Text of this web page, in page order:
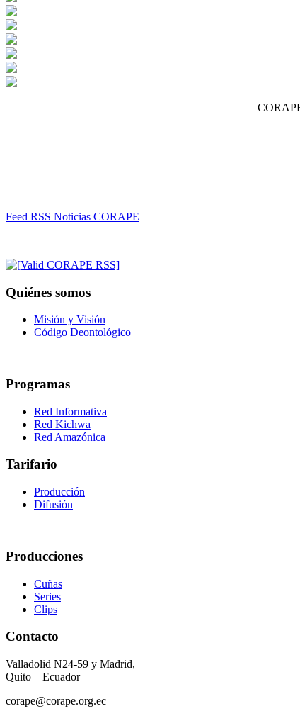
Feed RSS Noticias CORAPE
Quiénes somos
Misión y Visión
Código Deontológico
Programas
Red Informativa
Red Kichwa
Red Amazónica
Tarifario
Producción
Difusión
Producciones
Cuñas
Series
Clips
Contacto
Valladolid N24-59 y Madrid,
Quito – Ecuador
corape@corape.org.ec